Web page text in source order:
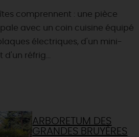
comprennent : une pièce
avec un coin cuisine équipé
électriques, d'un mini-
d'un réfrig...
ARBORETUM DES
GRANDES BRUYÈRES